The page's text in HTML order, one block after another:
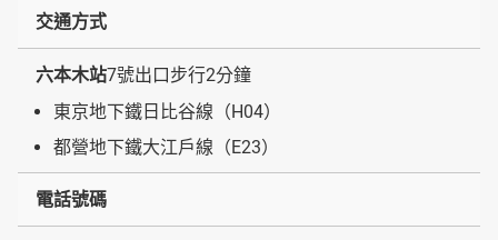
交通方式
六本木站7號出口步行2分鐘
東京地下鐵日比谷線（H04）
都營地下鐵大江戶線（E23）
電話號碼